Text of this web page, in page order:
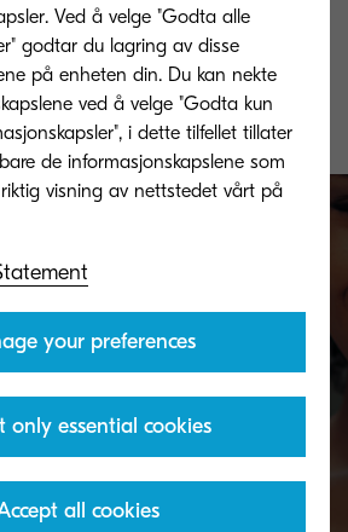
pages in
19798.
back service
recycling programme allows
toners in a variety of ways.
Discover more
Ved å velge "Godta alle
godtar du lagring av disse
på enheten din. Du kan nekte
ved å velge "Godta kun
i dette tilfellet tillater
de informasjonskapslene som
visning av nettstedet vårt på
your preferences
only essential cookies
all cookies